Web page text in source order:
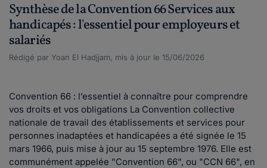
Synthèse de la Convention 66 Services aux
handicapés : l'essentiel pour employeurs et
salariés
Rédigé par Yoan El Hadjjam, mis à jour le 15/06/2026
Convention 66 : l’essentiel à connaître pour comprendre
vos droits et vos obligations La Convention collective
nationale de travail des établissements et services pour
personnes inadaptées et handicapées a été signée le 15
mars 1966, puis mise à jour au 15 septembre 1976. Elle est
communément appelée "Convention 66", ou "CCN 66", en